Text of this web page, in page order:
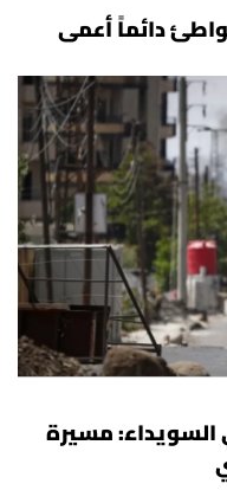
دائماً أعمى
السويداء: مسيرة